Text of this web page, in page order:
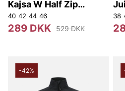
Kajsa W Half Zip
Midlayer
40 42 44 46
289 DKK 529 DKK
38
-42%